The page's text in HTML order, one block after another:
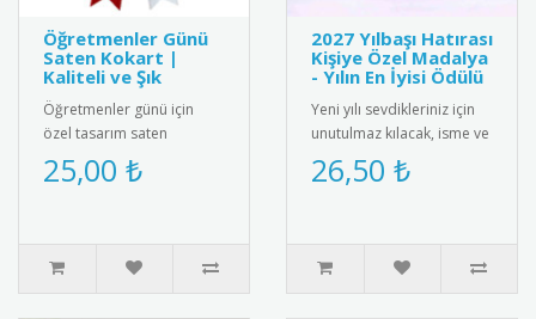
Öğretmenler Günü
Saten Kokart |
Kaliteli ve Şık
Öğretmenler günü için
özel tasarım saten
kokart."24 Kasım
Öğretmenler Günü" yazılı
25,00 ₺
2027 Yılbaşı Hatırası
Kişiye Özel Madalya
- Yılın En İyisi Ödülü
Yeni yılı sevdikleriniz için
unutulmaz kılacak, isme ve
aileye özel olarak
tasarlanan "2025 Yılbaşı ..
26,50 ₺